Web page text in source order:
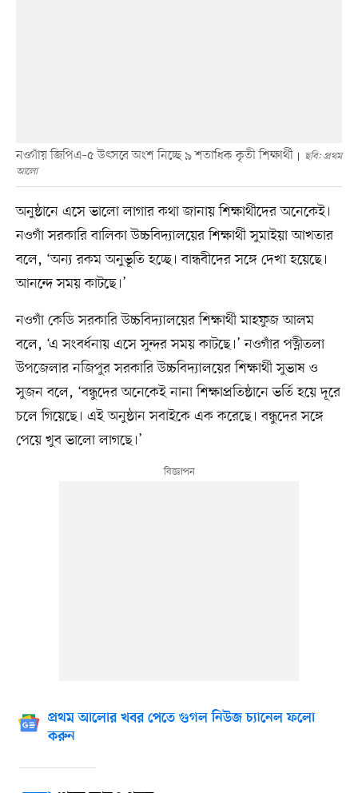
নওগাঁয় জিপিএ–৫ উৎসবে অংশ নিচ্ছে ৯ শতাধিক কৃতী শিক্ষার্থী
ছবি: প্রথম
আলো
অনুষ্ঠানে এসে ভালো লাগার কথা জানায় শিক্ষার্থীদের অনেকেই।
নওগাঁ সরকারি বালিকা উচ্চবিদ্যালয়ের শিক্ষার্থী সুমাইয়া আখতার
বলে, ‘অন্য রকম অনুভূতি হচ্ছে। বান্ধবীদের সঙ্গে দেখা হয়েছে।
আনন্দে সময় কাটছে।’
নওগাঁ কেডি সরকারি উচ্চবিদ্যালয়ের শিক্ষার্থী মাহফুজ আলম
বলে, ‘এ সংবর্ধনায় এসে সুন্দর সময় কাটছে।’ নওগাঁর পত্নীতলা
উপজেলার নজিপুর সরকারি উচ্চবিদ্যালয়ের শিক্ষার্থী সুভাষ ও
সুজন বলে, ‘বন্ধুদের অনেকেই নানা শিক্ষাপ্রতিষ্ঠানে ভর্তি হয়ে দূরে
চলে গিয়েছে। এই অনুষ্ঠান সবাইকে এক করেছে। বন্ধুদের সঙ্গে
পেয়ে খুব ভালো লাগছে।’
প্রথম আলোর খবর পেতে গুগল নিউজ চ্যানেল ফলো
করুন